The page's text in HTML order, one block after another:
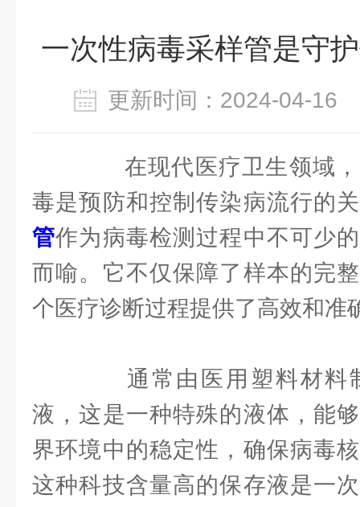
一次性病毒采样管是守
更新时间：2024-04-
在现代医疗卫生领域，
毒是预防和控制传染病流行的
管作为病毒检测过程中不可少
而喻。它不仅保障了样本的完
个医疗诊断过程提供了高效和准
通常由医用塑料材料
液，这是一种特殊的液体，能
界环境中的稳定性，确保病毒
这种科技含量高的保存液是一